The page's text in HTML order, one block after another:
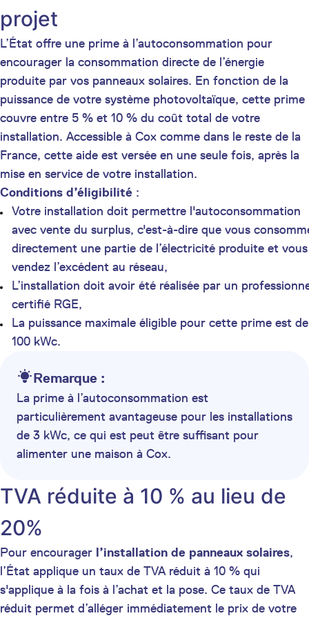
projet
L’État offre une prime à l’autoconsommation pour
encourager la consommation directe de l’énergie
produite par vos panneaux solaires. En fonction de la
puissance de votre système photovoltaïque, cette prime
couvre entre 5 % et 10 % du coût total de votre
installation. Accessible à Cox comme dans le reste de la
France, cette aide est versée en une seule fois, après la
mise en service de votre installation.
Conditions d’éligibilité :
Votre installation doit permettre l'autoconsommation
avec vente du surplus, c'est-à-dire que vous
directement une partie de l’électricité produite et vous
vendez l’excédent au réseau,
L’installation doit avoir été réalisée par un
certifié RGE,
La puissance maximale éligible pour cette prime est de
100 kWc.
Remarque :
La prime à l’autoconsommation est
particulièrement avantageuse pour les installations
de 3 kWc, ce qui est peut être suffisant pour
alimenter une maison à Cox.
TVA réduite à 10 % au lieu de
20%
Pour encourager l’installation de panneaux solaires,
l’État applique un taux de TVA réduit à 10 % qui
s'applique à la fois à l’achat et la pose. Ce taux de TVA
réduit permet d’alléger immédiatement le prix de votre